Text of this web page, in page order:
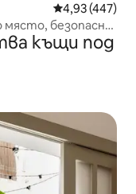
Средна
4,93 (447)
безопасно
къщи под